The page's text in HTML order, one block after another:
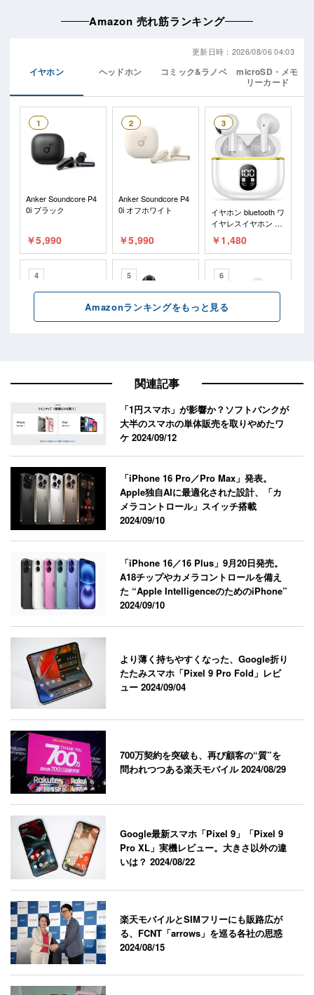
関連記事
「1円スマホ」が影響か？ソフトバンクが
大半のスマホの単体販売を取りやめたワ
ケ2024/09/12
「iPhone 16 Pro／Pro Max」発表。
Apple独自AIに最適化された設計、「カ
メラコントロール」スイッチ搭載
2024/09/10
「iPhone 16／16 Plus」9月20日発売。
A18チップやカメラコントロールを備え
た “Apple IntelligenceのためのiPhone”
2024/09/10
より薄く持ちやすくなった、Google折り
たたみスマホ「Pixel 9 Pro Fold」レビ
ュー2024/09/04
700万契約を突破も、再び顧客の“質”を
問われつつある楽天モバイル2024/08/29
Google最新スマホ「Pixel 9」「Pixel 9
Pro XL」実機レビュー。大きさ以外の違
いは？2024/08/22
楽天モバイルとSIMフリーにも販路広が
る、FCNT「arrows」を巡る各社の思惑
2024/08/15